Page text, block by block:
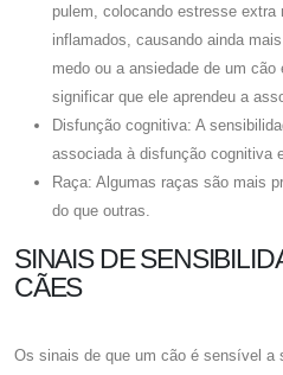
pulem, colocando estresse
inflamados, causando ainda
medo ou a ansiedade de um cão
significar que ele aprendeu a
Disfunção cognitiva: A
associada à disfunção cognitiva
Raça: Algumas raças são mais
do que outras.
SINAIS DE
CÃES
Os sinais de que um cão é sensível a